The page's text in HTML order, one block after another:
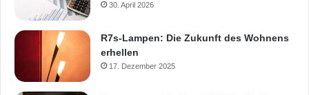
30. April 2026
R7s-Lampen: Die Zukunft des Wohnens
erhellen
17. Dezember 2025